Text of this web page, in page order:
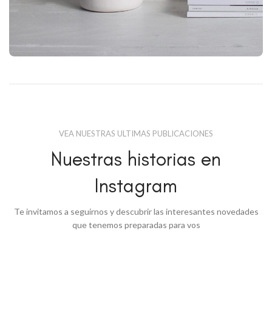
VEA NUESTRAS ULTIMAS PUBLICACIONES
Nuestras historias en
Instagram
Te invitamos a seguirnos y descubrir las interesantes novedades
que tenemos preparadas para vos